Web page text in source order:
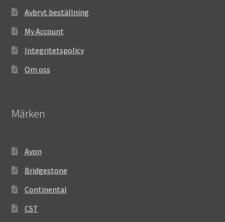
Avbryt beställning
My Account
Integritetspolicy
Om oss
Märken
Avon
Bridgestone
Continental
CST